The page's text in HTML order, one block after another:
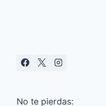
No te pierdas: